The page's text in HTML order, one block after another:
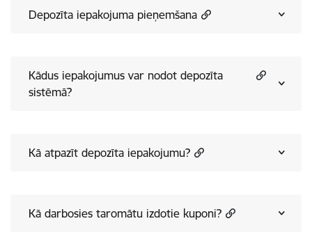
Depozīta iepakojuma pieņemšana
Kādus iepakojumus var nodot depozīta
sistēmā?
Kā atpazīt depozīta iepakojumu?
Kā darbosies taromātu izdotie kuponi?